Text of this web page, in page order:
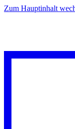
Zum Hauptinhalt